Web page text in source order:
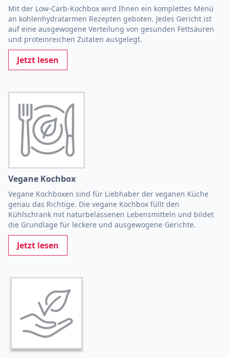
Mit der Low-Carb-Kochbox wird Ihnen ein komplettes Menü
an kohlenhydratarmen Rezepten geboten. Jedes Gericht ist
auf eine ausgewogene Verteilung von gesunden Fettsäuren
und proteinreichen Zutaten ausgelegt.
Jetzt lesen
Vegane Kochbox
Vegane Kochboxen sind für Liebhaber der veganen Küche
genau das Richtige. Die vegane Kochbox füllt den
Kühlschrank mit naturbelassenen Lebensmitteln und bildet
die Grundlage für leckere und ausgewogene Gerichte.
Jetzt lesen